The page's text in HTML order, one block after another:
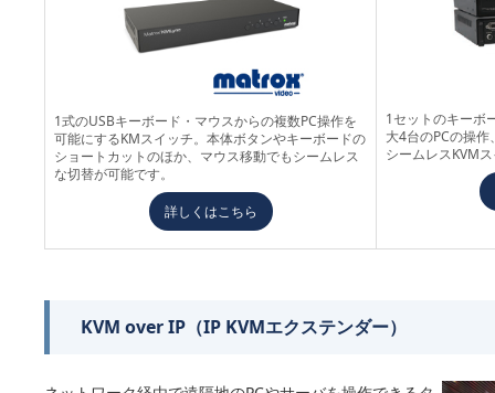
1式のUSBキーボード・マウスからの複数PC操作を
可能にするKMスイッチ。本体ボタンやキーボードの
ショートカットのほか、マウス移動でもシームレス
な切替が可能です。
詳しくはこちら
1セットのキーボ
大4台のPCの操
シームレスKVM
KVM over IP（IP KVMエクステンダー）